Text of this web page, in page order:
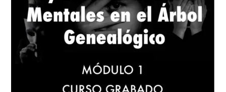
OFICIAL
RAMÓN
MARISTANY